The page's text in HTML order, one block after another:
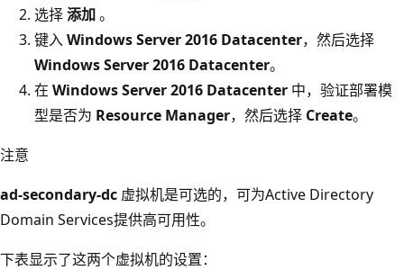
选择添加。
键入Windows Server 2016 Datacenter，然后选择
Windows Server 2016 Datacenter。
在 Windows Server 2016 Datacenter 中，验证部署模
型是否为 Resource Manager，然后选择 Create。
注意
ad-secondary-dc 虚拟机是可选的，可为Active Directory
Domain Services提供高可用性。
下表显示了这两个虚拟机的设置：